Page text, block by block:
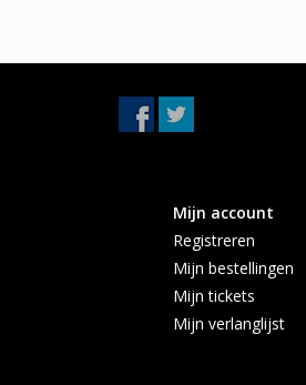
Mijn account
Registreren
Mijn bestellingen
Mijn tickets
Mijn verlanglijst